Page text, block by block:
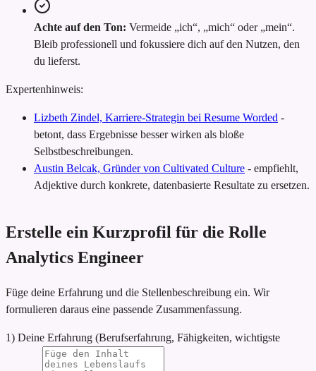
Achte auf den Ton: Vermeide „ich“, „mich“ oder „mein“.
Bleib professionell und fokussiere dich auf den Nutzen, den
du lieferst.
Expertenhinweis:
Lizbeth Zindel, Karriere-Strategin bei Resume Worded -
betont, dass Ergebnisse besser wirken als bloße
Selbstbeschreibungen.
Austin Belcak, Gründer von Cultivated Culture - empfiehlt,
Adjektive durch konkrete, datenbasierte Resultate zu ersetzen.
Erstelle ein Kurzprofil für die Rolle
Analytics Engineer
Füge deine Erfahrung und die Stellenbeschreibung ein. Wir
formulieren daraus eine passende Zusammenfassung.
1) Deine Erfahrung (Berufserfahrung, Fähigkeiten, wichtigste